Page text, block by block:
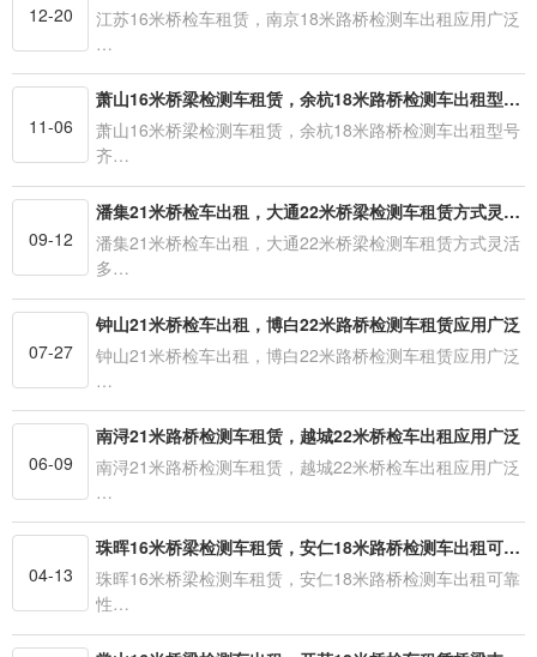
12-20
江苏16米桥检车租赁，南京18米路桥检测车出租应用广泛
…
11-06
萧山16米桥梁检测车租赁，余杭18米路桥检测车出租型号齐全
萧山16米桥梁检测车租赁，余杭18米路桥检测车出租型号
齐…
09-12
潘集21米桥检车出租，大通22米桥梁检测车租赁方式灵活多变
潘集21米桥检车出租，大通22米桥梁检测车租赁方式灵活
多…
07-27
钟山21米桥检车出租，博白22米路桥检测车租赁应用广泛
钟山21米桥检车出租，博白22米路桥检测车租赁应用广泛
…
06-09
南浔21米路桥检测车租赁，越城22米桥检车出租应用广泛
南浔21米路桥检测车租赁，越城22米桥检车出租应用广泛
…
04-13
珠晖16米桥梁检测车租赁，安仁18米路桥检测车出租可靠性高
珠晖16米桥梁检测车租赁，安仁18米路桥检测车出租可靠
性…